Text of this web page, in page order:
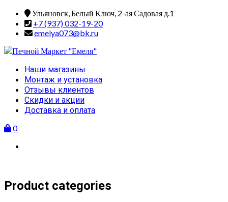
Skip
content
Ульяновск, Белый Ключ, 2-ая Садовая д.1
+7 (937) 032-19-20
emelya073@bk.ru
Primary
Menu
Наши магазины
Монтаж и установка
Отзывы клиентов
Скидки и акции
Доставка и оплата
0
Product categories